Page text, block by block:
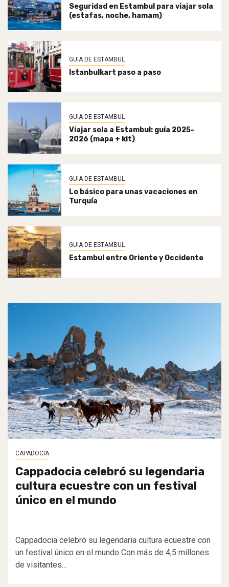
Seguridad en Estambul para viajar sola
(estafas, noche, hamam)
GUIA DE ESTAMBUL
Istanbulkart paso a paso
GUIA DE ESTAMBUL
Viajar sola a Estambul: guía 2025–
2026 (mapa + kit)
GUIA DE ESTAMBUL
Lo básico para unas vacaciones en
Turquía
GUIA DE ESTAMBUL
Estambul entre Oriente y Occidente
CAPADOCIA
Cappadocia celebró su legendaria
cultura ecuestre con un festival
único en el mundo
Cappadocia celebró su legendaria cultura ecuestre con
un festival único en el mundo Con más de 4,5 millones
de visitantes...